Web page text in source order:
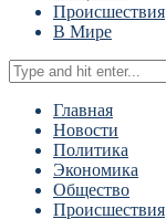
Происшествия
В Мире
Главная
Новости
Политика
Экономика
Общество
Происшествия